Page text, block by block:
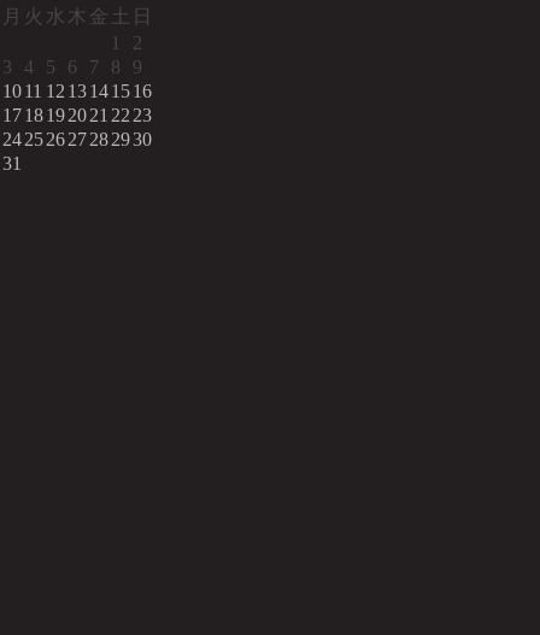
月 火 水 木 金 土 日
1
2
3
4 5 6 7 8
9
1011 12 13141516
1718192021 22 23
24252627282930
31